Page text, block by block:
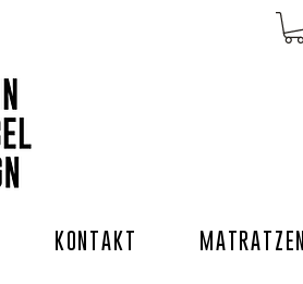
KONTAKT MATRATZEN